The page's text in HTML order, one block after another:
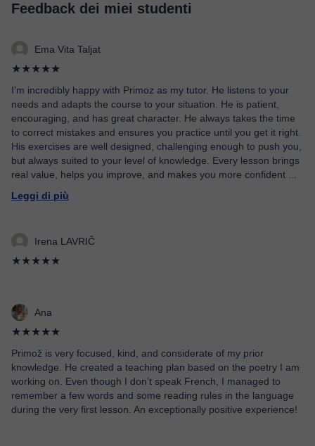
Feedback dei miei studenti
Ema Vita Taljat
★★★★★
I’m incredibly happy with Primoz as my tutor. He listens to your
needs and adapts the course to your situation. He is patient,
encouraging, and has great character. He always takes the time
to correct mistakes and ensures you practice until you get it right.
His exercises are well designed, challenging enough to push you,
but always suited to your level of knowledge. Every lesson brings
real value, helps you improve, and makes you more confident
Leggi di più
Irena LAVRIČ
★★★★★
Ana
★★★★★
Primož is very focused, kind, and considerate of my prior
knowledge. He created a teaching plan based on the poetry I am
working on. Even though I don’t speak French, I managed to
remember a few words and some reading rules in the language
during the very first lesson. An exceptionally positive experience!